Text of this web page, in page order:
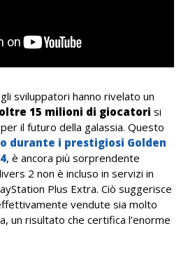
sviluppatori hanno rivelato un
oltre 15 milioni di giocatori si
il futuro della galassia. Questo
durante i prestigiosi Golden
, è ancora più sorprendente
2 non è incluso in servizi in
Plus Extra. Ciò suggerisce
vendute sia molto
un risultato che certifica l’enorme